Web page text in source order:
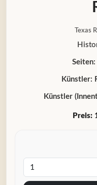
Texas
Seiten:
Künstler:
Künstler
Preis: